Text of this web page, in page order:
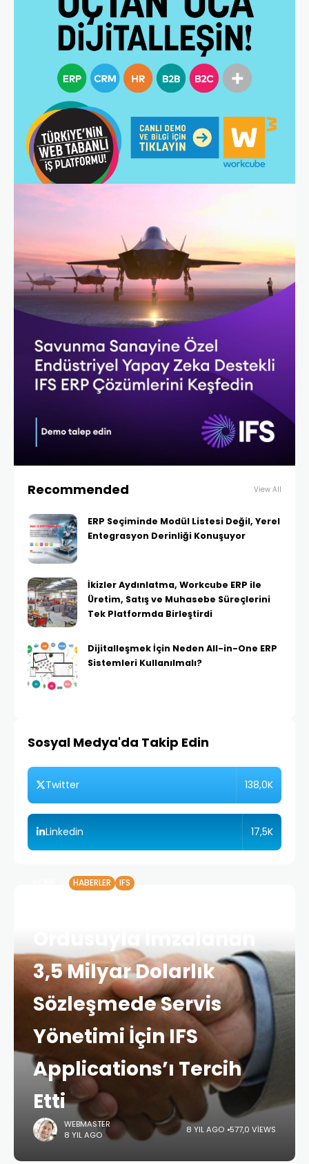
Recommended View All
ERP Seçiminde Modül Listesi Değil, Yerel
Entegrasyon Derinliği Konuşuyor
İkizler Aydınlatma, Workcube ERP ile
Üretim, Satış ve Muhasebe Süreçlerini
Tek Platformda Birleştirdi
Dijitalleşmek İçin Neden All-in-One ERP
Sistemleri Kullanılmalı?
Sosyal Medya'da Takip Edin
Twitter 138,0K
Linkedin 17,5K
HABERLER IFS
3,5 Milyar Dolarlık
Sözleşmede Servis
Yönetimi İçin IFS
Applications’ı Tercih
Etti
WEBMASTER
8 YIL AGO
8 YIL AGO 577,0 VIEWS